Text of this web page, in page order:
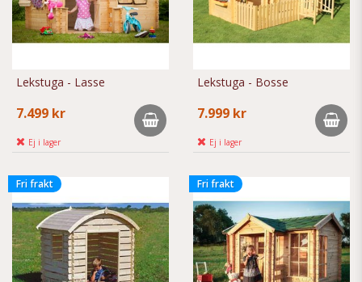
Lekstuga - Lasse
7.499 kr
Ej i lager
Lekstuga - Bosse
7.999 kr
Ej i lager
Fri frakt Fri frakt